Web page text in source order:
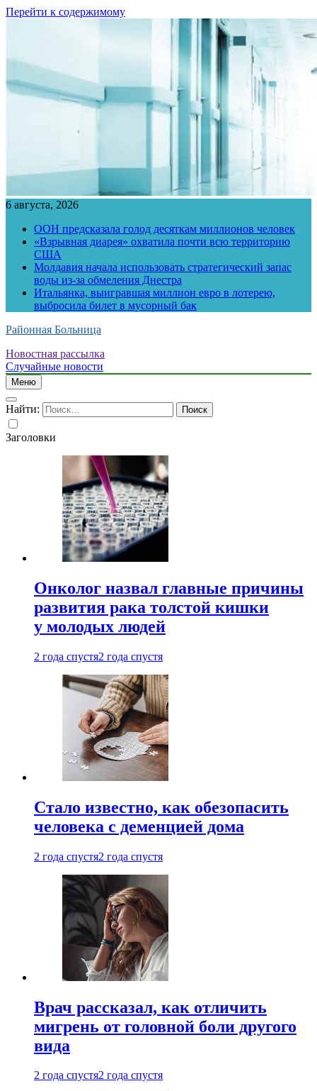
Перейти к содержимому
6 августа, 2026
ООН предсказала голод десяткам миллионов человек
«Взрывная диарея» охватила почти всю территорию
США
Молдавия начала использовать стратегический запас
воды из-за обмеления Днестра
Итальянка, выигравшая миллион евро в лотерею,
выбросила билет в мусорный бак
Районная Больница
Новостная рассылка
Случайные новости
Меню
Найти:
Заголовки
Онколог назвал главные причины
развития рака толстой кишки
у молодых людей
2 года спустя2 года спустя
Стало известно, как обезопасить
человека с деменцией дома
2 года спустя2 года спустя
Врач рассказал, как отличить
мигрень от головной боли другого
вида
2 года спустя2 года спустя